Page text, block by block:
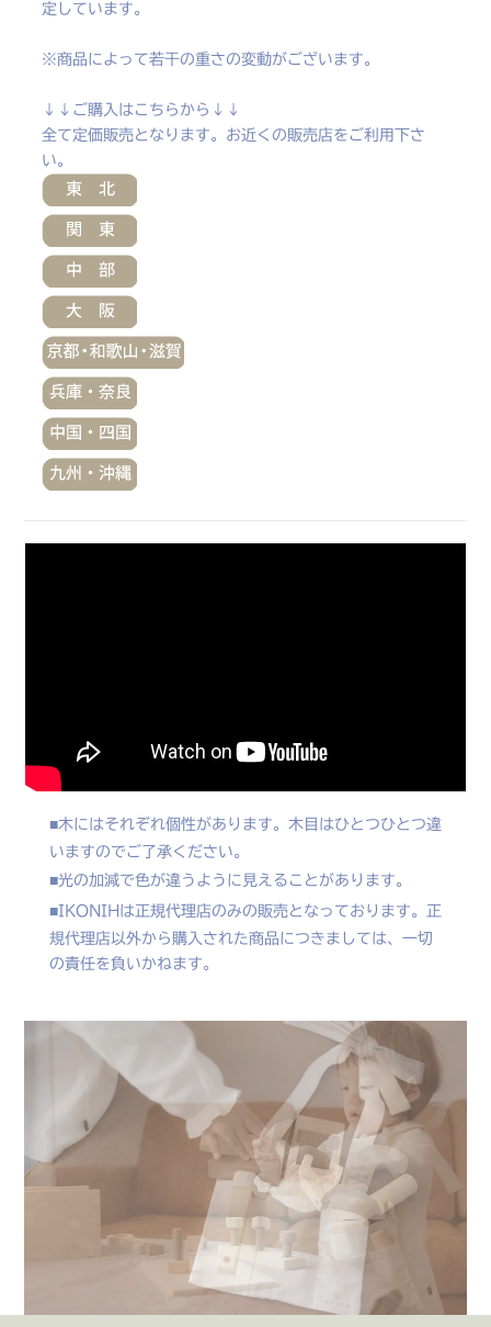
定しています。
※商品によって若干の重さの変動がございます。
↓↓ご購入はこちらから↓↓
全て定価販売となります。お近くの販売店をご利用下さ
い。
木にはそれぞれ個性があります。木目はひとつひとつ違
いますのでご了承ください。
光の加減で色が違うように見えることがあります。
IKONIHは正規代理店のみの販売となっております。正
規代理店以外から購入された商品につきましては、一切
の責任を負いかねます。